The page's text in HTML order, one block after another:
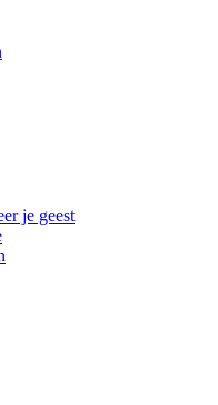
je geest